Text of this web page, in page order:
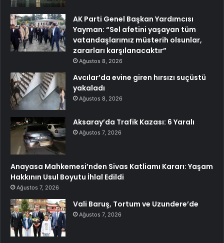
AK Parti Genel Başkan Yardımcısı
Yayman: “Sel afetini yaşayan tüm
vatandaşlarımız müsterih olsunlar,
zararları karşılanacaktır”
Ağustos 8, 2026
Avcılar’da evine giren hırsızı suçüstü
yakaladı
Ağustos 8, 2026
Aksaray’da Trafik Kazası: 6 Yaralı
Ağustos 7, 2026
Anayasa Mahkemesi’nden Sivas Katliamı Kararı: Yaşam
Hakkının Usul Boyutu İhlal Edildi
Ağustos 7, 2026
Vali Baruş, Tortum ve Uzundere’de
Ağustos 7, 2026